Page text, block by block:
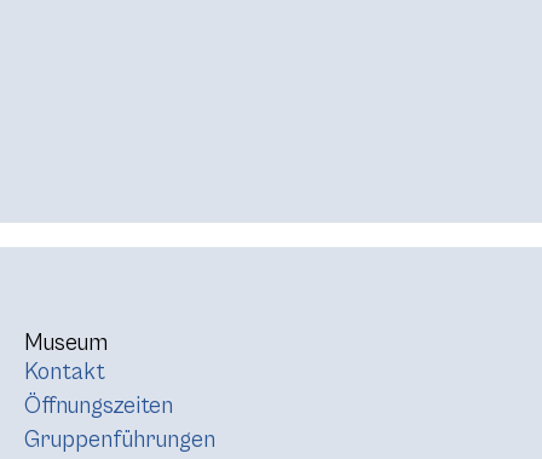
Museum
Kontakt
Öffnungszeiten
Gruppenführungen